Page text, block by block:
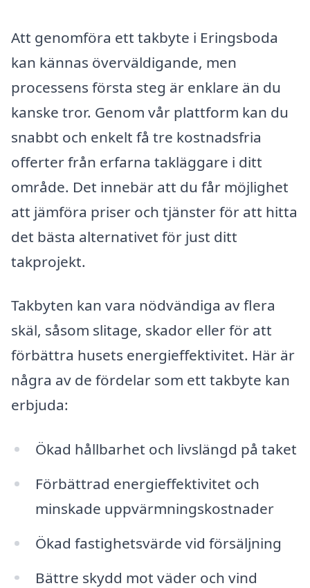
Att genomföra ett takbyte i Eringsboda
kan kännas överväldigande, men
processens första steg är enklare än du
kanske tror. Genom vår plattform kan du
snabbt och enkelt få tre kostnadsfria
offerter från erfarna takläggare i ditt
område. Det innebär att du får möjlighet
att jämföra priser och tjänster för att hitta
det bästa alternativet för just ditt
takprojekt.
Takbyten kan vara nödvändiga av flera
skäl, såsom slitage, skador eller för att
förbättra husets energieffektivitet. Här är
några av de fördelar som ett takbyte kan
erbjuda:
Ökad hållbarhet och livslängd på taket
Förbättrad energieffektivitet och
minskade uppvärmningskostnader
Ökad fastighetsvärde vid försäljning
Bättre skydd mot väder och vind